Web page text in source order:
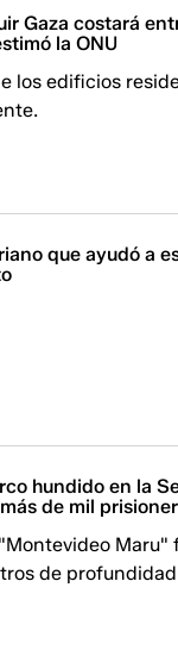
Gaza costará
la ONU
los edificios
que ayudó a
hundido en la
de mil
Maru"
de